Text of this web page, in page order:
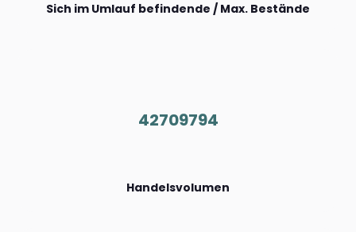
Sich im Umlauf befindende / Max. Bestände
42709794
Handelsvolumen